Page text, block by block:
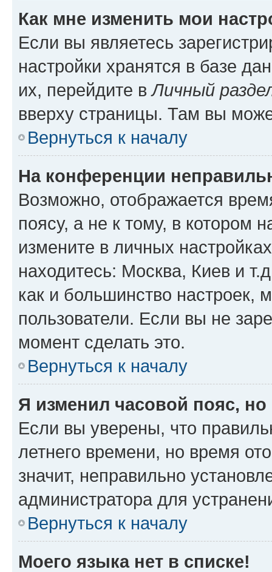
Как мне изменить мои
Если вы являетесь
настройки хранятся в базе
их, перейдите вЛичный
вверху страницы. Там вы
Вернуться к началу
На конференции
Возможно, отображается
поясу, а не к тому, в котором
измените в личных
находитесь: Москва, Киев и
как и большинство настроек,
пользователи. Если вы не
момент сделать это.
Вернуться к началу
Я изменил часовой пояс,
Если вы уверены, что
летнего времени, но время
значит, неправильно
администратора для
Вернуться к началу
Моего языка нет в списке!